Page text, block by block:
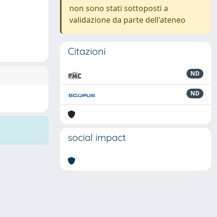
non sono stati sottoposti a
validazione da parte dell'ateneo
Citazioni
ND
ND
social impact